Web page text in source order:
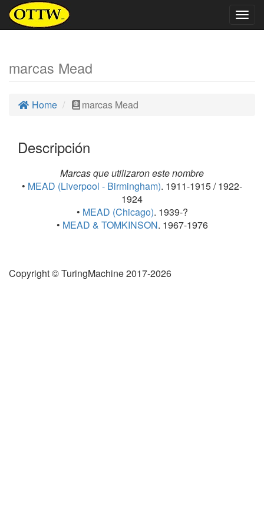
marcas Mead
Home marcas Mead
Descripción
Marcas que utilizaron este nombre
• MEAD (Liverpool - Birmingham). 1911-1915 / 1922-
1924
• MEAD (Chicago). 1939-?
• MEAD & TOMKINSON. 1967-1976
Copyright © TuringMachine 2017-2026